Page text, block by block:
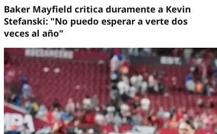
Baker Mayfield critica duramente a Kevin
Stefanski: "No puedo esperar a verte dos
veces al año"